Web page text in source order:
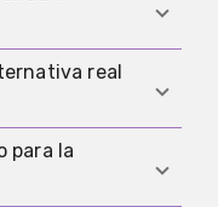
demostrado.
fiable
y después
lo define el
y edad.
real
estándar. Puede
no reemplaza de
para la